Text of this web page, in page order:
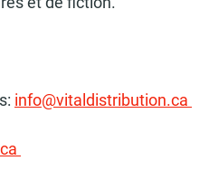
: info@vitaldistribution.ca